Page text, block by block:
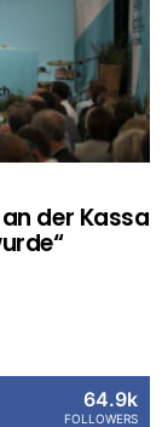
an der Kassa
64.9k
FOLLOWERS